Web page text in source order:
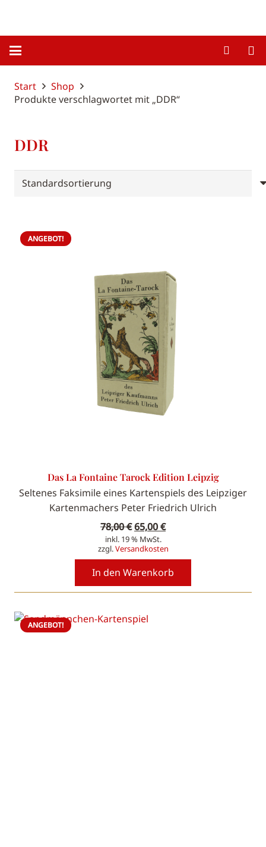
Start
Shop
Produkte verschlagwortet mit „DDR“
DDR
ANGEBOT!
Das La Fontaine Tarock Edition Leipzig
Seltenes Faksimile eines Kartenspiels des Leipziger
Kartenmachers Peter Friedrich Ulrich
78,00€Ursprünglicher
Preis
war:
78,00 €
65,00€Aktueller
ist:
65,00 €.
inkl. 19 % MwSt.
zzgl.Versandkosten
In den Warenkorb
ANGEBOT!